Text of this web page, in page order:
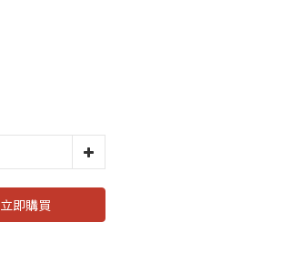
立即購買